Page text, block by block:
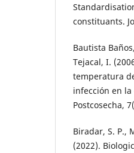
constituants.
Bautista
Tejacal, I.
temperatura
infección en
Postcosecha,
Biradar, S. P.,
(2022).